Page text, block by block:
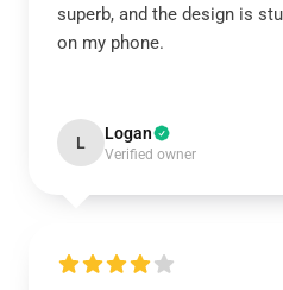
superb, and the design is
on my phone.
L Logan
Verified owner